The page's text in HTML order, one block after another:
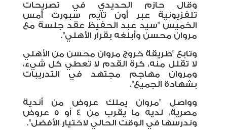
وقال حازم الحديدي في تصريحات
تلفزيونية عبر أون تايم سبورت أمس
الخميس "سيد عبد الحفيظ عقد جلسة مع
مروان محسن وأبلغه بقرار الأهلي".
وتابع "طريقة خروج مروان محسن من الأهلي
لا تقلل منه، كرة القدم لا تعطي كل شيء،
ومروان مهاجم مجتهد في التدريبات
بشهادة الجميع".
وواصل "مروان يملك عروض من أندية
مصرية، لديه ما يقرب من 4 أو 5 عروض
وندرسها في الوقت الحالي لاختيار الأفضل".